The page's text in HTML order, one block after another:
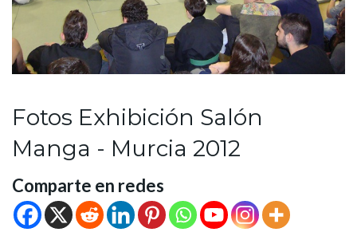
Fotos Exhibición Salón
Manga - Murcia 2012
Comparte en redes